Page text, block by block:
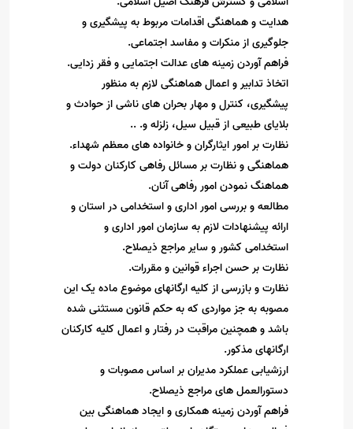
هدایت و هماهنگی اقدامات مربوط به پیشگیری و
جلوگیری از منکرات و مفاسد اجتماعی.
فراهم آوردن زمینه های عدالت اجتمایی و فقر زدایی.
اتخاذ تدابیر و اعمال هماهنگی لازم به منظور
پیشگیری، کنترل و مهار بحران های ناشی از حوادث و
بلایای طبیعی از قبیل سیل، زلزله و.. .
نظارت بر امور ایثارگران و خانواده های معظم شهداء.
هماهنگی و نظارت بر مسائل رفاهی کارکنان دولت و
هماهنگ نمودن امور رفاهی آنان.
مطالعه و بررسی امور اداری و استخدامی در استان و
ارائه پیشنهادات لازم به سازمان امور اداری و
استخدامی کشور و سایر مراجع ذیصلاح.
نظارت بر حسن اجراء قوانین و مقررات.
نظارت و بازرسی از کلیه ارگانهای موضوع ماده یک این
مصوبه به جز مواردی که به حکم قانون مستثنی شده
باشد و همچنین مراقبت در رفتار و اعمال کلیه کارکنان
ارگانهای مذکور.
ارزشیابی عملکرد مدیران بر اساس مصوبات و
دستورالعمل های مراجع ذیصلاح.
فراهم آوردن زمینه همکاری و ایجاد هماهنگی بین